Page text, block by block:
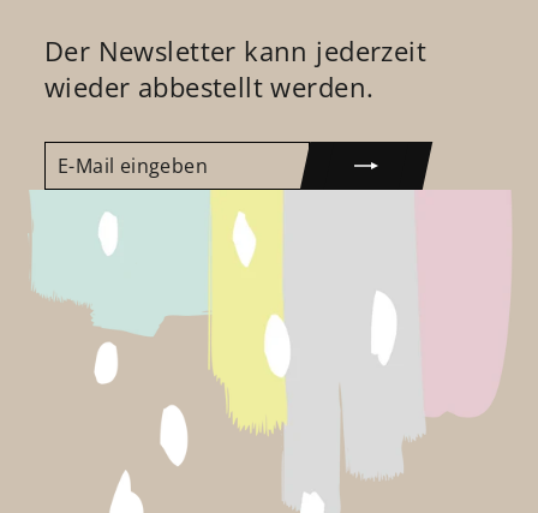
Der Newsletter kann jederzeit
wieder abbestellt werden.
MAIL
EINGEBEN